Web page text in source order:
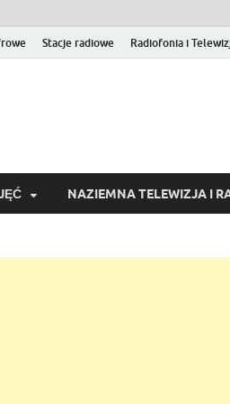
Stacje radiowe Radiofonia i
Wideo
NAZIEMNA TELEWIZJA I